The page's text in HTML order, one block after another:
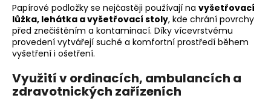
Papírové podložky se nejčastěji používají na vyšetřovací
lůžka, lehátka a vyšetřovací stoly, kde chrání povrchy
před znečištěním a kontaminací. Díky vícevrstvému
provedení vytvářejí suché a komfortní prostředí během
vyšetření i ošetření.
Využití v ordinacích, ambulancích a
zdravotnických zařízeních
t
?
HLEDAT